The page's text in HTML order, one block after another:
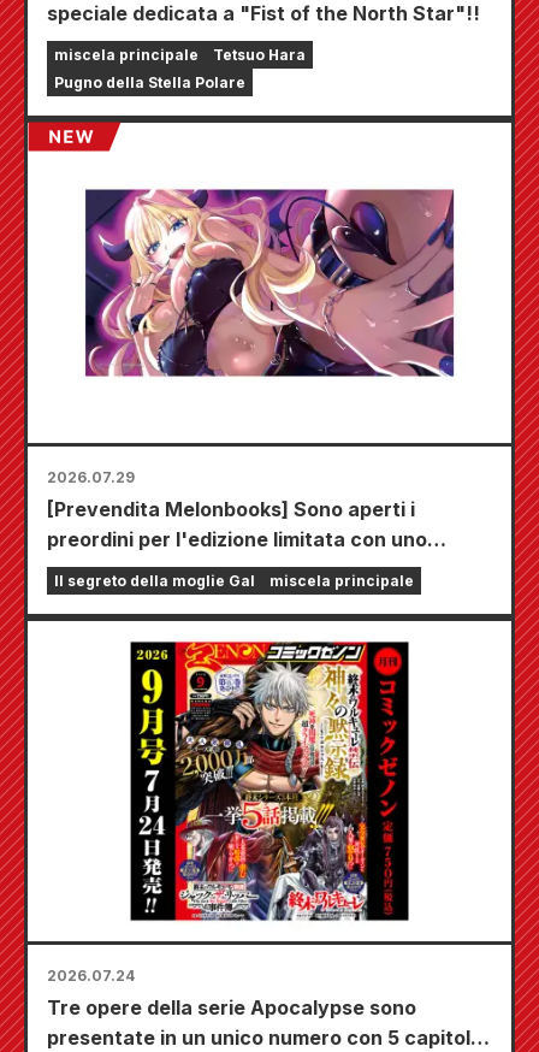
speciale dedicata a "Fist of the North Star"!!
miscela principale
Tetsuo Hara
Pugno della Stella Polare
2026.07.29
[Prevendita Melonbooks] Sono aperti i
preordini per l'edizione limitata con uno
speciale tappetino da gioco che raffigura una
splendida illustrazione di Fuyuki Tojo
Secret of the Gal Bride" uscirà il 20 ottobre!
Il segreto della moglie Gal miscela principale
2026.07.24
Tre opere della serie Apocalypse sono
presentate in un unico numero con 5 capitoli!!